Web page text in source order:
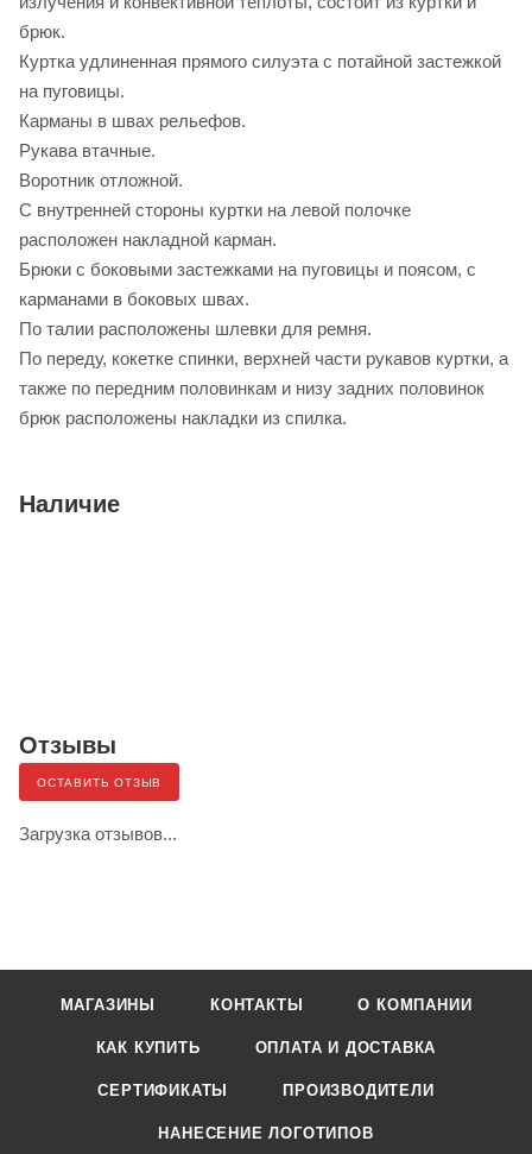
брюк.
Куртка удлиненная прямого силуэта с потайной застежкой
на пуговицы.
Карманы в швах рельефов.
Рукава втачные.
Воротник отложной.
С внутренней стороны куртки на левой полочке
расположен накладной карман.
Брюки с боковыми застежками на пуговицы и поясом, с
карманами в боковых швах.
По талии расположены шлевки для ремня.
По переду, кокетке спинки, верхней части рукавов куртки, а
также по передним половинкам и низу задних половинок
брюк расположены накладки из спилка.
Наличие
Отзывы
ОСТАВИТЬ ОТЗЫВ
Загрузка отзывов...
МАГАЗИНЫ КОНТАКТЫ О КОМПАНИИ
КАК КУПИТЬ ОПЛАТА И ДОСТАВКА
СЕРТИФИКАТЫ ПРОИЗВОДИТЕЛИ
НАНЕСЕНИЕ ЛОГОТИПОВ